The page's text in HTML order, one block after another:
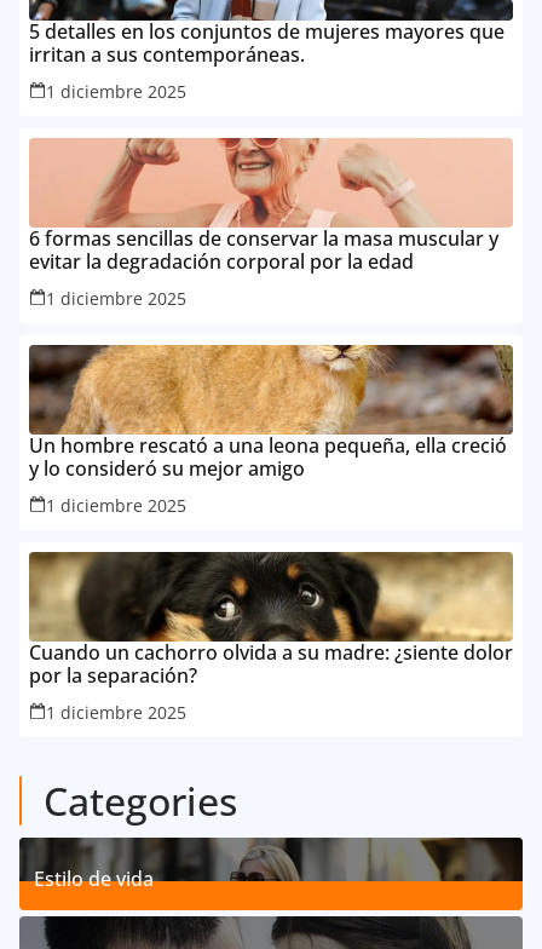
5 detalles en los conjuntos de mujeres mayores que
irritan a sus contemporáneas.
1 diciembre 2025
6 formas sencillas de conservar la masa muscular y
evitar la degradación corporal por la edad
1 diciembre 2025
Un hombre rescató a una leona pequeña, ella creció
y lo consideró su mejor amigo
1 diciembre 2025
Cuando un cachorro olvida a su madre: ¿siente dolor
por la separación?
1 diciembre 2025
Categories
Estilo de vida
192Posts